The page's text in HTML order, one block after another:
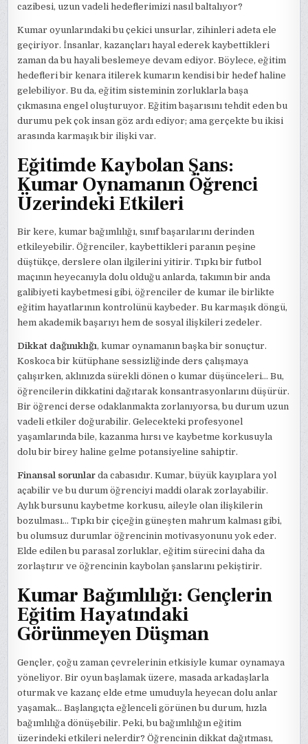
cazibesi, uzun vadeli hedeflerimizi nasıl baltalıyor?
Kumar oyunlarındaki bu çekici unsurlar, zihinleri adeta ele
geçiriyor. İnsanlar, kazançları hayal ederek kaybettikleri
zaman da bu hayali beslemeye devam ediyor. Böylece, eğitim
hedefleri bir kenara itilerek kumarın kendisi bir hedef haline
gelebiliyor. Bu da, eğitim sisteminin zorluklarla başa
çıkmasına engel oluşturuyor. Eğitim başarısını tehdit eden bu
durumu pek çok insan göz ardı ediyor; ama gerçekte bu ikisi
arasında karmaşık bir ilişki var.
Eğitimde Kaybolan Şans:
Kumar Oynamanın Öğrenci
Üzerindeki Etkileri
Bir kere, kumar bağımlılığı, sınıf başarılarını derinden
etkileyebilir. Öğrenciler, kaybettikleri paranın peşine
düştükçe, derslere olan ilgilerini yitirir. Tıpkı bir futbol
maçının heyecanıyla dolu olduğu anlarda, takımın bir anda
galibiyeti kaybetmesi gibi, öğrenciler de kumar ile birlikte
eğitim hayatlarının kontrolünü kaybeder. Bu karmaşık döngü,
hem akademik başarıyı hem de sosyal ilişkileri zedeler.
Dikkat dağınıklığı, kumar oynamanın başka bir sonuçtur.
Koskoca bir kütüphane sessizliğinde ders çalışmaya
çalışırken, aklınızda sürekli dönen o kumar düşünceleri… Bu,
öğrencilerin dikkatini dağıtarak konsantrasyonlarını düşürür.
Bir öğrenci derse odaklanmakta zorlanıyorsa, bu durum uzun
vadeli etkiler doğurabilir. Gelecekteki profesyonel
yaşamlarında bile, kazanma hırsı ve kaybetme korkusuyla
dolu bir birey haline gelme potansiyeline sahiptir.
Finansal sorunlar da cabasıdır. Kumar, büyük kayıplara yol
açabilir ve bu durum öğrenciyi maddi olarak zorlayabilir.
Aylık bursunu kaybetme korkusu, aileyle olan ilişkilerin
bozulması… Tıpkı bir çiçeğin güneşten mahrum kalması gibi,
bu olumsuz durumlar öğrencinin motivasyonunu yok eder.
Elde edilen bu parasal zorluklar, eğitim sürecini daha da
zorlaştırır ve öğrencinin kaybolan şanslarını pekiştirir.
Kumar Bağımlılığı: Gençlerin
Eğitim Hayatındaki
Görünmeyen Düşman
Gençler, çoğu zaman çevrelerinin etkisiyle kumar oynamaya
yöneliyor. Bir oyun başlamak üzere, masada arkadaşlarla
oturmak ve kazanç elde etme umuduyla heyecan dolu anlar
yaşamak… Başlangıçta eğlenceli görünen bu durum, hızla
bağımlılığa dönüşebilir. Peki, bu bağımlılığın eğitim
üzerindeki etkileri nelerdir? Öğrencinin dikkat dağıtması,